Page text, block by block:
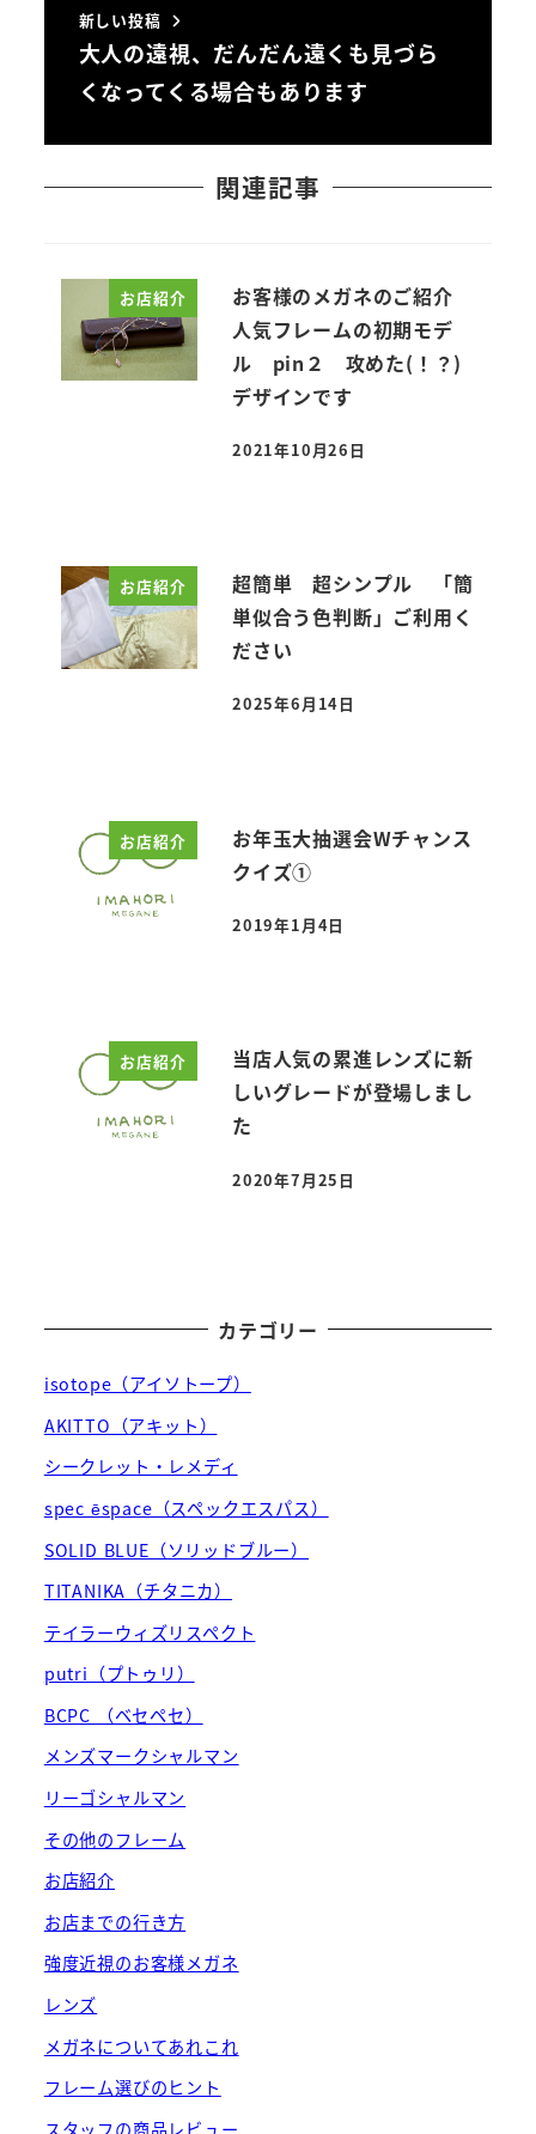
新しい投稿
大人の遠視、だんだん遠くも見づら
くなってくる場合もあります
関連記事
お店紹介
お客様のメガネのご紹介
人気フレームの初期モデ
ル pin２ 攻めた(！？)
デザインです
投稿日
2021年10月26日
お店紹介
超簡単 超シンプル 「簡
単似合う色判断」ご利用く
ださい
投稿日
2025年6月14日
お店紹介
お年玉大抽選会Wチャンス
クイズ①
投稿日
2019年1月4日
お店紹介
当店人気の累進レンズに新
しいグレードが登場しまし
た
投稿日
2020年7月25日
カテゴリー
isotope（アイソトープ）
AKITTO（アキット）
シークレット・レメディ
spec ēspace（スペックエスパス）
SOLID BLUE（ソリッドブルー）
TITANIKA（チタニカ）
テイラーウィズリスペクト
putri（プトゥリ）
BCPC （ベセペセ）
メンズマークシャルマン
リーゴシャルマン
その他のフレーム
お店紹介
お店までの行き方
強度近視のお客様メガネ
レンズ
メガネについてあれこれ
フレーム選びのヒント
スタッフの商品レビュー